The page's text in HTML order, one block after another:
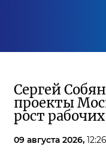
Сергей
проекты
рост
09 августа 2026, 12:26